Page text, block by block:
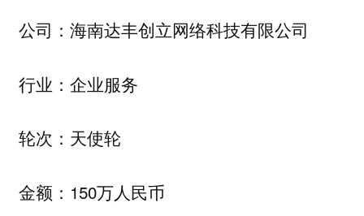
公司：海南达丰创立网络科技有限公司
行业：企业服务
轮次：天使轮
金额：150万人民币